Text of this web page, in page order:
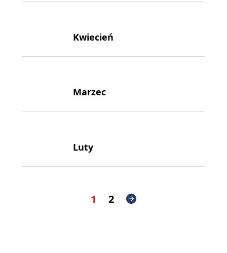
Kwiecień
Marzec
Luty
1 2